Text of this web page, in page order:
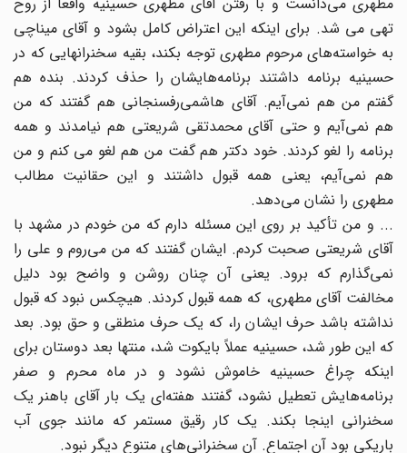
تهی می شد. برای اینکه این اعتراض کامل بشود و آقای میناچی
به خواسته‌های مرحوم مطهری توجه بکند، بقیه سخنرانهایی که در
حسینیه برنامه داشتند برنامه‌هایشان را حذف کردند. بنده هم
گفتم من هم نمی‌آیم. آقای هاشمی‌رفسنجانی هم گفتند که من
هم نمی‌آیم و حتی آقای محمدتقی شریعتی هم نیامدند و همه
برنامه را لغو کردند. خود دکتر هم گفت من هم لغو می کنم و من
هم نمی‌آیم، یعنی همه قبول داشتند و این حقانیت مطالب
مطهری را نشان می‌دهد.
... و من تأکید بر روی این مسئله دارم که من خودم در مشهد با
آقای شریعتی صحبت کردم. ایشان گفتند که من می‌روم و علی را
نمی‌گذارم که برود. یعنی آن چنان روشن و واضح بود دلیل
مخالفت آقای مطهری، که همه قبول کردند. هیچکس نبود که قبول
نداشته باشد حرف ایشان را، که یک حرف منطقی و حق بود. بعد
که این طور شد، حسینیه عملاً بایکوت شد، منتها بعد دوستان برای
اینکه چراغ حسینیه خاموش نشود و در ماه محرم و صفر
برنامه‌هایش تعطیل نشود، گفتند هفته‌ای یک بار آقای باهنر یک
سخنرانی اینجا بکند. یک کار رقیق مستمر که مانند جوی آب
باریکی بود آن اجتماع. آن سخنرانی‌های متنوع دیگر نبود.